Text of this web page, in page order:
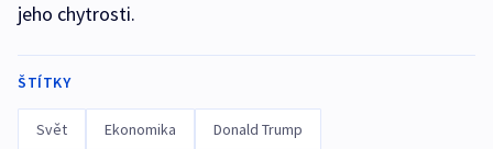
jeho chytrosti.
ŠTÍTKY
Svět Ekonomika Donald Trump